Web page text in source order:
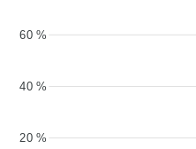
60 %
40 %
20 %